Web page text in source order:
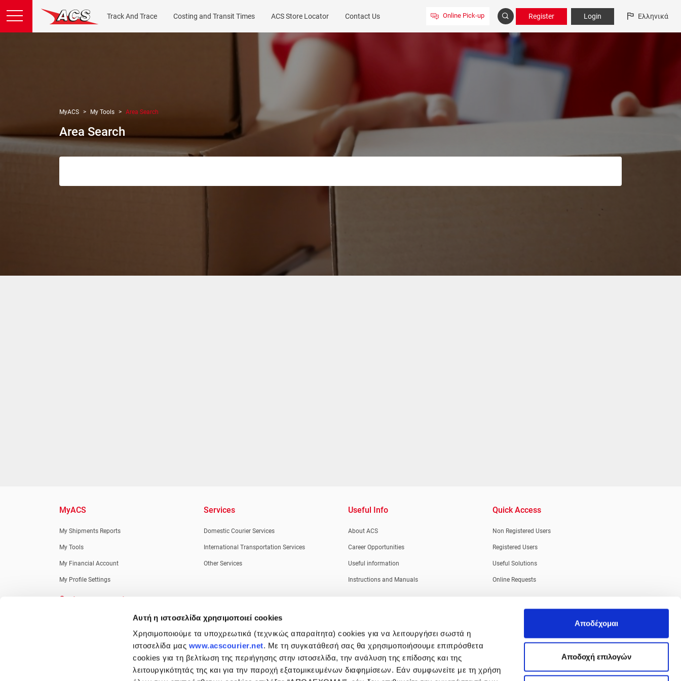
Αυτή η ιστοσελίδα χρησιμοποιεί cookies
Χρησιμοποιούμε τα υποχρεωτικά (τεχνικώς απαραίτητα) cookies για να λειτουργήσει σωστά η
ιστοσελίδα μας www.acscourier.net. Με τη συγκατάθεσή σας θα χρησιμοποιήσουμε επιπρόσθετα
cookies για τη βελτίωση της περιήγησης στην ιστοσελίδα, την ανάλυση της επίδοσης και της
λειτουργικότητάς της και για την παροχή εξατομικευμένων διαφημίσεων. Εάν συμφωνείτε με τη χρήση
Αποδέχομαι
Aποδοχή επιλογών
Track And Trace Costing and Transit Times ACS Store Locator Contact Us Online Pick-up Register Login Ελληνικά
MyACS My Tools Area Search
Area Search
MyACS
My Shipments Reports
My Tools
My Financial Account
My Profile Settings
Services
Domestic Courier Services
International Transportation Services
Other Services
Useful Info
About ACS
Career Opportunities
Useful information
Instructions and Manuals
Quick Access
Non Registered Users
Registered Users
Useful Solutions
Online Requests
Customer support